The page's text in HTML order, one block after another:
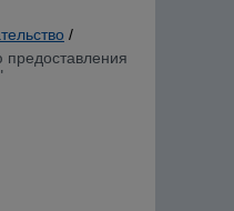
/
предоставления